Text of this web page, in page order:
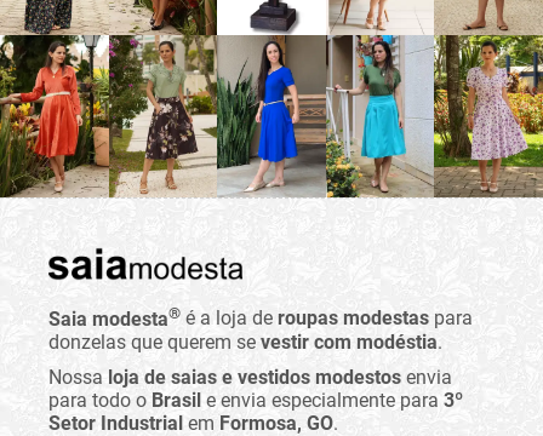
Saia modesta® é a loja de roupas modestas para
donzelas que querem se vestir com modéstia.
Nossa loja de saias e vestidos modestos envia
para todo o Brasil e envia especialmente para 3º
Setor Industrial em Formosa, GO.